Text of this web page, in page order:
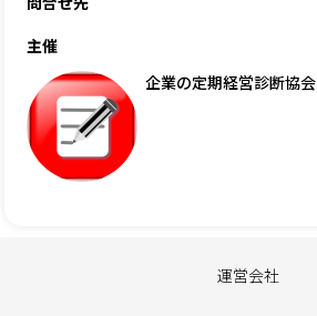
主催
企業の定期経営診断協会
運営会社